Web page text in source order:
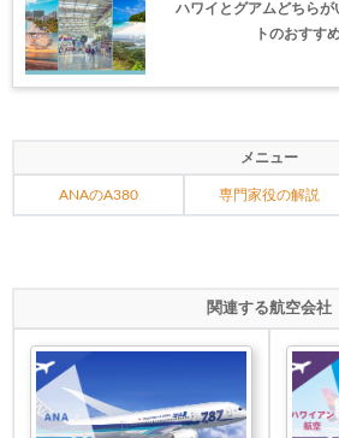
ハワイとグアムどちら
トのおすす
メニュー
ANAのA380 専門家役の解説
関連する航空会社